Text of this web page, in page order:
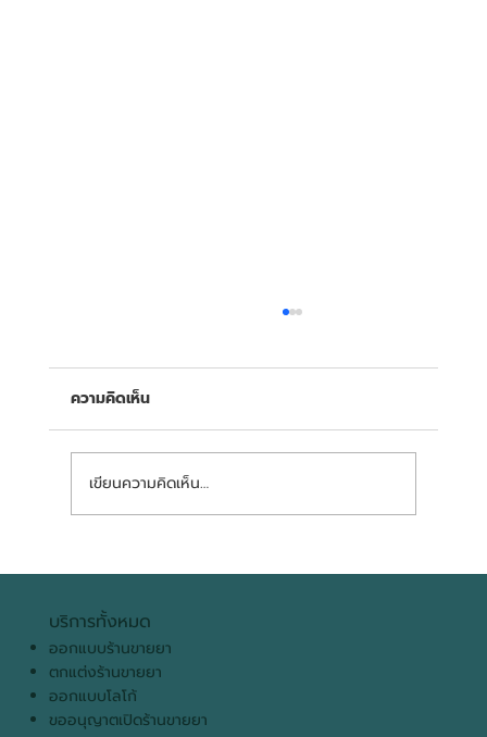
ร้านขายยาคุณภาพคืออะไร? อยากเข้าร่วม
ความคิดเห็น
เขียนความคิดเห็น…
บริการทั้งหมด
ออกแบบร้านขายยา
ตกแต่งร้านขายยา
ออกแบบโลโก้
ขออนุญาตเปิดร้านขายยา